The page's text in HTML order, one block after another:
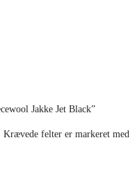
Jakke Jet Black”
Krævede felter er markeret med